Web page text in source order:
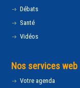
Débats
Santé
Vidéos
Nos services web
Votre agenda